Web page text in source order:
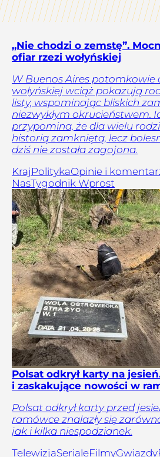
„Nie chodzi o zemstę”.
ofiar rzezi wołyńskiej
W Buenos Aires potomkowie
wołyńskiej wciąż pokazują
listy, wspominając bliskich
niezwykłym okrucieństwem.
przypomina, że dla wielu
historią zamkniętą, lecz
dziś nie została zagojona.
Kraj PolitykaOpinie i
NasTygodnik Wprost
Polsat odkrył karty na
i zaskakujące nowości w
Polsat odkrył karty przed
ramówce znalazły się
jak i kilka niespodzianek.
TelewizjaSerialeFilmyGwiazdy